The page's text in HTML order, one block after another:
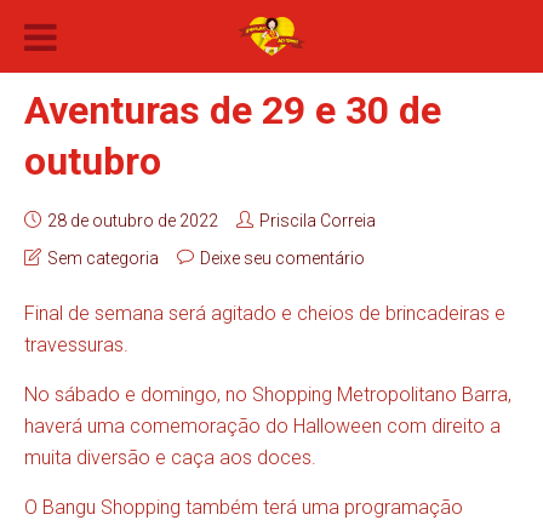
Aventuras de 29 e 30 de
outubro
28 de outubro de 2022
Priscila Correia
Sem categoria
Deixe seu comentário
Final de semana será agitado e cheios de brincadeiras e
travessuras.
No sábado e domingo, no Shopping Metropolitano Barra,
haverá uma comemoração do Halloween com direito a
muita diversão e caça aos doces.
O Bangu Shopping também terá uma programação